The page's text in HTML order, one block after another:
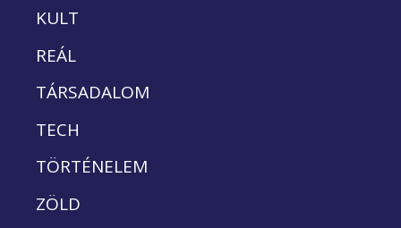
KULT
REÁL
TÁRSADALOM
TECH
TÖRTÉNELEM
ZÖLD